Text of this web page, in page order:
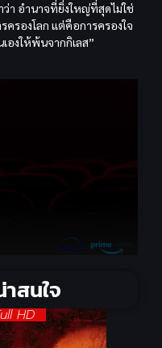
ว่า อำนาจที่ยิ่งใหญ่ที่สุดไม่ใช่
ครองโลก แต่คือการครองใจ
องให้พ้นจากกิเลส”
สนใจ
HD